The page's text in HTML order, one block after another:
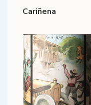
Cariñena